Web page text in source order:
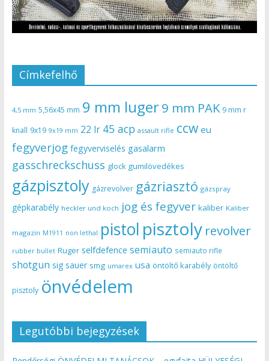
Címkefelhő
4,5 mm 5,56x45 mm 9 mm luger9 mm PAK 9 mm r
knall 9x19 9x19 mm 22 lr 45 acp assault rifle ccw eu
fegyverjog fegyverviselés gasalarm
gasschreckschuss glock gumilövedékes
gázpisztoly gázrevolver gázriasztó gázspray
gépkarabély heckler und koch jog és fegyver kaliber Kaliber
magazin M1911 non lethal pistol pisztoly revolver
rubber bullet Ruger selfdefence semiauto semiauto rifle
shotgun sig sauer smg umarex usa öntöltő karabély öntöltő
pisztoly önvédelem
Legutóbbi bejegyzések